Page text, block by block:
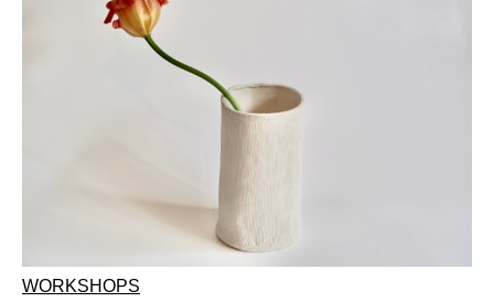
WORKSHOPS